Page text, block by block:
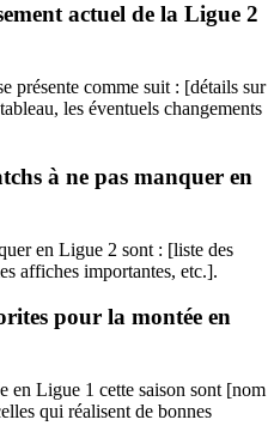
actuel de la Ligue 2
présente comme suit : [détails sur
les éventuels changements
à ne pas manquer en
en Ligue 2 sont : [liste des
affiches importantes, etc.].
pour la montée en
en Ligue 1 cette saison sont [nom
qui réalisent de bonnes